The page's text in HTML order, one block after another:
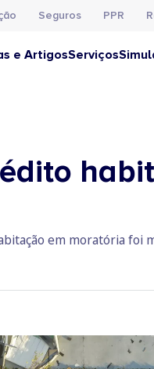
Seguros PPR
e ArtigosServiços
em moratória foi